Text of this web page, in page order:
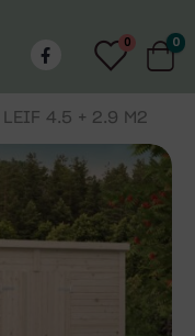
0 0
LEIF 4.5 + 2.9 M2